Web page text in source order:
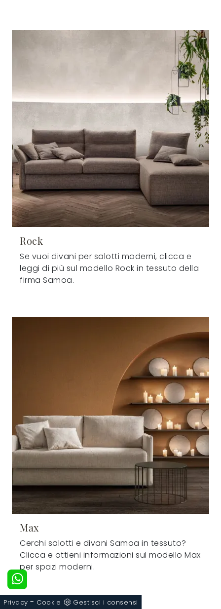
Rock
Se vuoi divani per salotti moderni, clicca e
leggi di più sul modello Rock in tessuto della
firma Samoa.
Max
Cerchi salotti e divani Samoa in tessuto?
Clicca e ottieni informazioni sul modello Max
per spazi moderni.
Privacy - Cookie Gestisci i consensi